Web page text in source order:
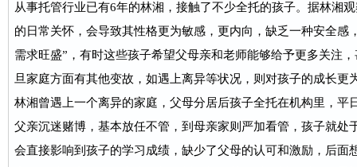
从事托管行业已有6年的林湘，接触了不少全托的孩子。据林湘
的日常关怀，会导致其性格更为敏感，更内向，缺乏一种安全感
需求旺盛”，有时这些孩子希望父母亲和老师能够给予更多关注
旦家庭方面有其他变故，如遇上离异等状况，则对孩子的成长更
林湘曾遇上一个离异的家庭，父母分居后孩子全托在机构里，平
父亲沉迷赌博，基本放任不管，到母亲家则严加看管，孩子就处
会直接影响到孩子的学习成绩，缺少了父母的认可和激励，后面